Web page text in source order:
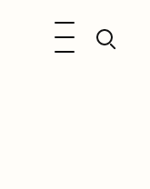
Otwórz menu